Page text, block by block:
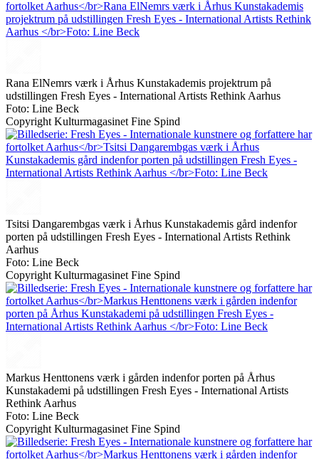
Rana ElNemrs værk i Århus Kunstakademis projektrum på
udstillingen Fresh Eyes - International Artists Rethink Aarhus
Foto: Line Beck
Copyright Kulturmagasinet Fine Spind
Tsitsi Dangarembgas værk i Århus Kunstakademis gård indenfor
porten på udstillingen Fresh Eyes - International Artists Rethink
Aarhus
Foto: Line Beck
Copyright Kulturmagasinet Fine Spind
Markus Henttonens værk i gården indenfor porten på Århus
Kunstakademi på udstillingen Fresh Eyes - International Artists
Rethink Aarhus
Foto: Line Beck
Copyright Kulturmagasinet Fine Spind